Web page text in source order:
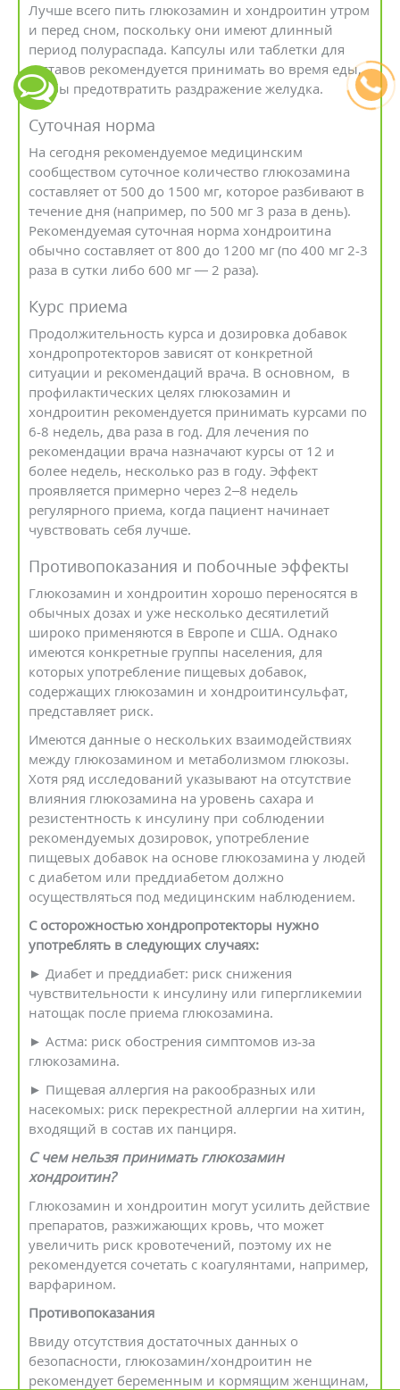
Лучше всего пить глюкозамин и хондроитин утром
и перед сном, поскольку они имеют длинный
период полураспада. Капсулы или таблетки для
суставов рекомендуется принимать во время еды,
чтобы предотвратить раздражение желудка.
Суточная норма
На сегодня рекомендуемое медицинским
сообществом суточное количество глюкозамина
составляет от 500 до 1500 мг, которое разбивают в
течение дня (например, по 500 мг 3 раза в день).
Рекомендуемая суточная норма хондроитина
обычно составляет от 800 до 1200 мг (по 400 мг 2-3
раза в сутки либо 600 мг — 2 раза).
Курс приема
Продолжительность курса и дозировка добавок
хондропротекторов зависят от конкретной
ситуации и рекомендаций врача. В основном, в
профилактических целях глюкозамин и
хондроитин рекомендуется принимать курсами по
6-8 недель, два раза в год. Для лечения по
рекомендации врача назначают курсы от 12 и
более недель, несколько раз в году. Эффект
проявляется примерно через 2–8 недель
регулярного приема, когда пациент начинает
чувствовать себя лучше.
Противопоказания и побочные эффекты
Глюкозамин и хондроитин хорошо переносятся в
обычных дозах и уже несколько десятилетий
широко применяются в Европе и США. Однако
имеются конкретные группы населения, для
которых употребление пищевых добавок,
содержащих глюкозамин и хондроитинсульфат,
представляет риск.
Имеются данные о нескольких взаимодействиях
между глюкозамином и метаболизмом глюкозы.
Хотя ряд исследований указывают на отсутствие
влияния глюкозамина на уровень сахара и
резистентность к инсулину при соблюдении
рекомендуемых дозировок, употребление
пищевых добавок на основе глюкозамина у людей
с диабетом или преддиабетом должно
осуществляться под медицинским наблюдением.
С осторожностью хондропротекторы нужно
употреблять в следующих случаях:
► Диабет и преддиабет: риск снижения
чувствительности к инсулину или гипергликемии
натощак после приема глюкозамина.
► Астма: риск обострения симптомов из-за
глюкозамина.
► Пищевая аллергия на ракообразных или
насекомых: риск перекрестной аллергии на хитин,
входящий в состав их панциря.
С чем нельзя принимать глюкозамин
хондроитин?
Глюкозамин и хондроитин могут усилить действие
препаратов, разжижающих кровь, что может
увеличить риск кровотечений, поэтому их не
рекомендуется сочетать с коагулянтами, например,
варфарином.
Противопоказания
Ввиду отсутствия достаточных данных о
безопасности, глюкозамин/хондроитин не
рекомендует беременным и кормящим женщинам,